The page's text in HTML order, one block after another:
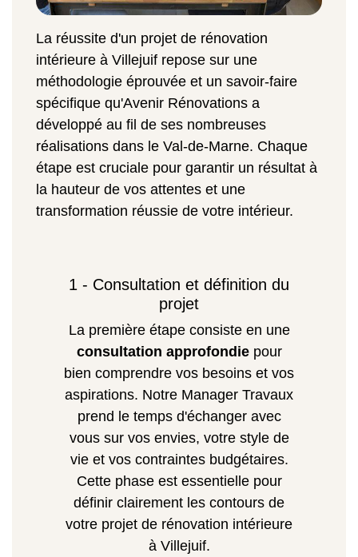
La réussite d'un projet de rénovation
intérieure à Villejuif repose sur une
méthodologie éprouvée et un savoir-faire
spécifique qu'Avenir Rénovations a
développé au fil de ses nombreuses
réalisations dans le Val-de-Marne. Chaque
étape est cruciale pour garantir un résultat à
la hauteur de vos attentes et une
transformation réussie de votre intérieur.
1 - Consultation et définition du
projet
La première étape consiste en une
consultation approfondiepour
bien comprendre vos besoins et vos
aspirations. Notre Manager Travaux
prend le temps d'échanger avec
vous sur vos envies, votre style de
vie et vos contraintes budgétaires.
Cette phase est essentielle pour
définir clairement les contours de
votre projet de rénovation intérieure
à Villejuif.